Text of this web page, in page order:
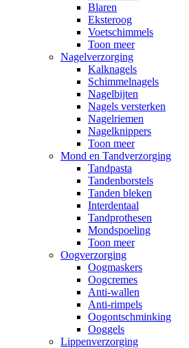
Blaren
Eksteroog
Voetschimmels
Toon meer
Nagelverzorging
Kalknagels
Schimmelnagels
Nagelbijten
Nagels versterken
Nagelriemen
Nagelknippers
Toon meer
Mond en Tandverzorging
Tandpasta
Tandenborstels
Tanden bleken
Interdentaal
Tandprothesen
Mondspoeling
Toon meer
Oogverzorging
Oogmaskers
Oogcremes
Anti-wallen
Anti-rimpels
Oogontschminking
Ooggels
Lippenverzorging